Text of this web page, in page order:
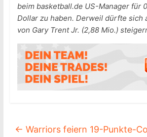
beim basketball.de US-Manager für
Dollar zu haben. Derweil dürfte sich
von Gary Trent Jr. (2,88 Mio.)
← Warriors feiern 19-Punkte-